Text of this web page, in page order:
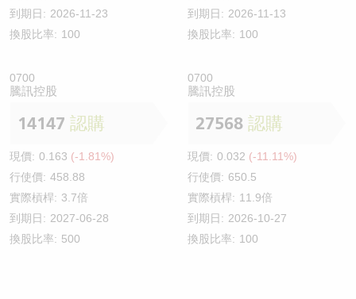
到期日: 2026-11-23
換股比率: 100
到期日: 2026-11-13
換股比率: 100
0700
騰訊控股
14147 認購
現價: 0.163 (-1.81%)
行使價: 458.88
實際槓桿: 3.7倍
到期日: 2027-06-28
換股比率: 500
0700
騰訊控股
27568 認購
現價: 0.032 (-11.11%)
行使價: 650.5
實際槓桿: 11.9倍
到期日: 2026-10-27
換股比率: 100